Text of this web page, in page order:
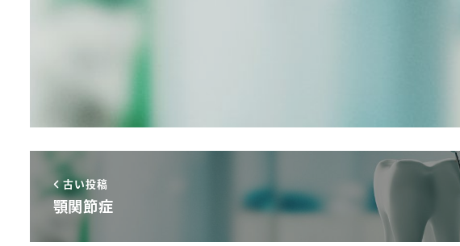
古い投稿
顎関節症